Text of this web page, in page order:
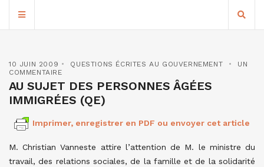
10 JUIN 2009 QUESTIONS ÉCRITES AU GOUVERNEMENT
UN
COMMENTAIRE
AU SUJET DES PERSONNES ÂGÉES
IMMIGRÉES (QE)
Imprimer, enregistrer en PDF ou envoyer cet article
M. Christian Vanneste attire l’attention de M. le ministre du
travail, des relations sociales, de la famille et de la solidarité